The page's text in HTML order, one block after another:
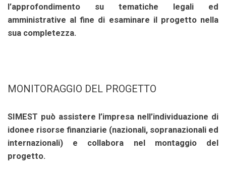
l’approfondimento su tematiche legali ed
amministrative al fine di esaminare il progetto nella
sua completezza.
MONITORAGGIO DEL PROGETTO
SIMEST può assistere l’impresa nell’individuazione di
idonee risorse finanziarie (nazionali, sopranazionali ed
internazionali) e collabora nel montaggio del
progetto.